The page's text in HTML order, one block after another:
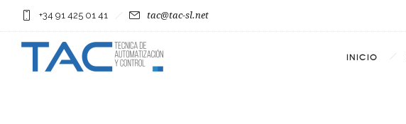
+34 91 425 01 41 tac@tac-sl.net
INICIO